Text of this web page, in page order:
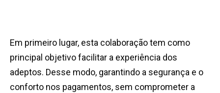
Em primeiro lugar, esta colaboração tem como
principal objetivo facilitar a experiência dos
adeptos. Desse modo, garantindo a segurança e o
conforto nos pagamentos, sem comprometer a